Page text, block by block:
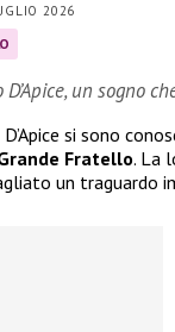
2026
un sogno
si sono
Fratello. La
un traguardo